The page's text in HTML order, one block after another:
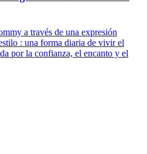
a través de una expresión
: una forma diaria de vivir el
por la confianza, el encanto y el